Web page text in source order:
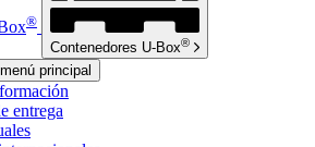
®
Contenedores U-Box®
principal
entrega